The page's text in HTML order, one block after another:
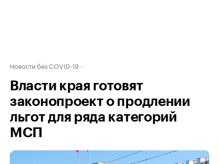
Новости без COVID-19
Власти края готовят
законопроект о продлении
льгот для ряда категорий
МСП